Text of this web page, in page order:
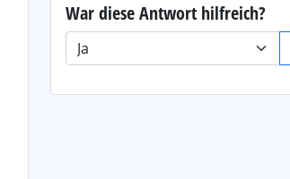
War diese Antwort hilfreich?